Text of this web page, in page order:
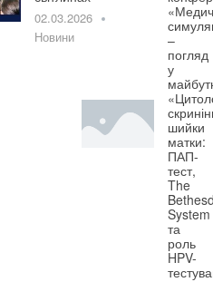
02.03.2026
Новини
–
погляд
у
шийки
матки:
ПАП-
тест,
The
System
та
роль
HPV-